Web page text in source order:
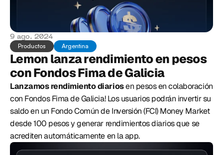
9 ago. 2024
Productos Argentina
Lemon lanza rendimiento en pesos
con Fondos Fima de Galicia
Lanzamos rendimiento diarios en pesos en colaboración
con Fondos Fima de Galicia! Los usuarios podrán invertir su
saldo en un Fondo Común de Inversión (FCI) Money Market
desde 100 pesos y generar rendimientos diarios que se
acrediten automáticamente en la app.